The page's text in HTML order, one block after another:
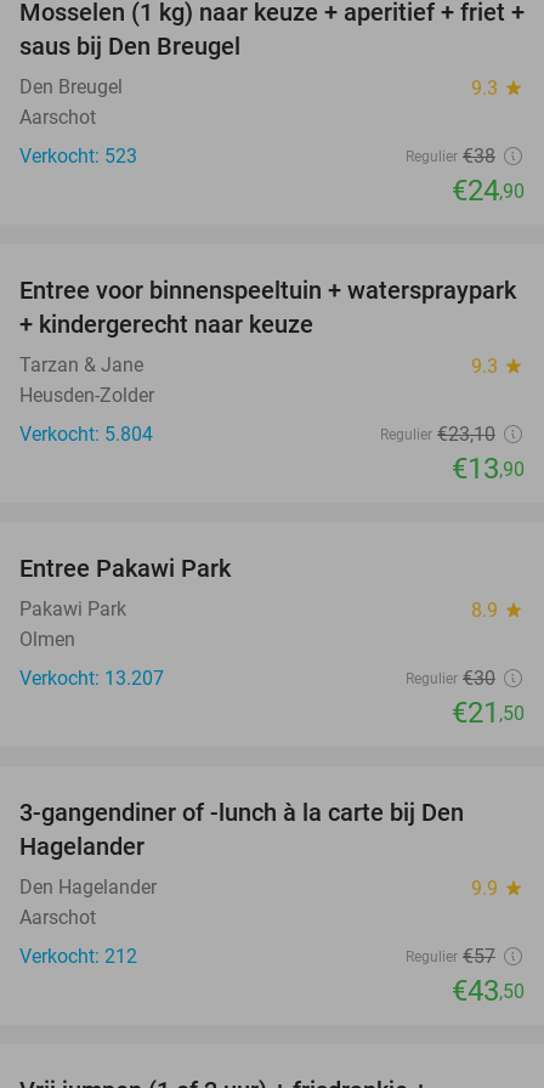
34%
Mosselen (1 kg) naar keuze + aperitief + friet +
saus bij Den Breugel
Den Breugel 9.3 star
Aarschot
Verkocht: 523
Regulier €38
€24,90
40%
Entree voor binnenspeeltuin + waterspraypark
+ kindergerecht naar keuze
Tarzan & Jane 9.3 star
Heusden-Zolder
Verkocht: 5.804
Regulier €23,10
€13,90
Entree Pakawi Park
Pakawi Park 8.9 star
Olmen
Verkocht: 13.207
Regulier €30
€21 ,50
3-gangendiner of -lunch à la carte bij Den
Hagelander
Den Hagelander 9.9 star
Aarschot
Verkocht: 212
Regulier €57
€43,50